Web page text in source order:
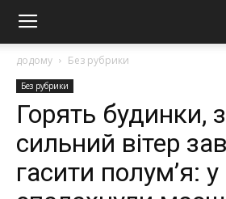
додому Без рубрики
Без рубрики
Горять будинки,
сильний вітер
гасити полум’я: у